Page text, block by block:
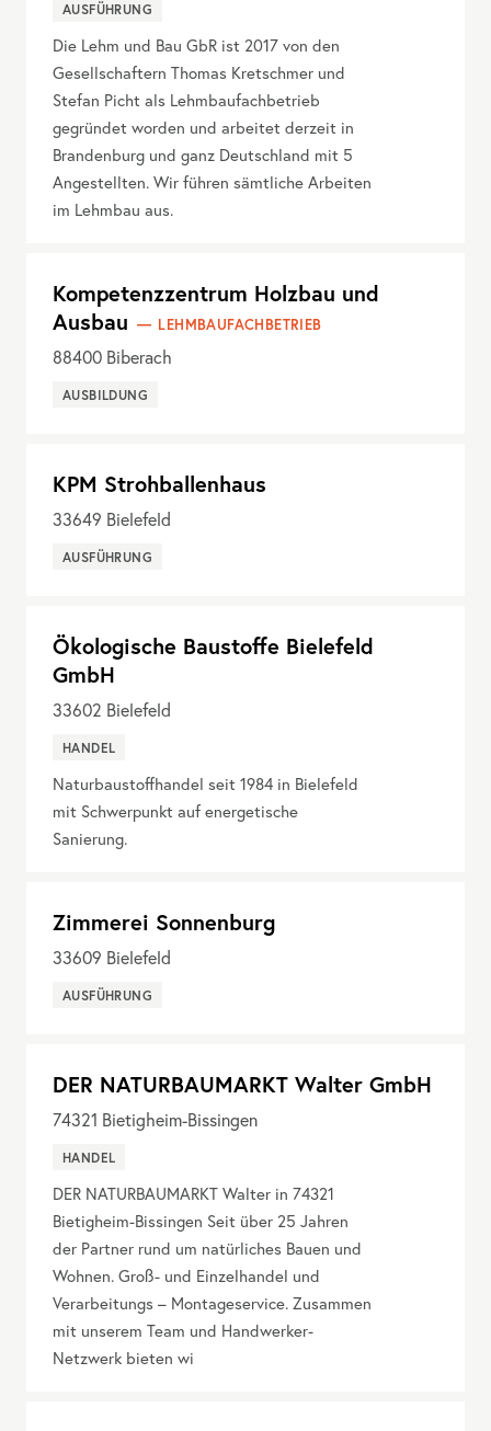
AUSFÜHRUNG
Die Lehm und Bau GbR ist 2017 von den
Gesellschaftern Thomas Kretschmer und
Stefan Picht als Lehmbaufachbetrieb
gegründet worden und arbeitet derzeit in
Brandenburg und ganz Deutschland mit 5
Angestellten. Wir führen sämtliche Arbeiten
im Lehmbau aus.
Kompetenzzentrum Holzbau und
Ausbau
LEHMBAUFACHBETRIEB
88400 Biberach
AUSBILDUNG
KPM Strohballenhaus
33649 Bielefeld
AUSFÜHRUNG
Ökologische Baustoffe Bielefeld
GmbH
33602 Bielefeld
HANDEL
Naturbaustoffhandel seit 1984 in Bielefeld
mit Schwerpunkt auf energetische
Sanierung.
Zimmerei Sonnenburg
33609 Bielefeld
AUSFÜHRUNG
DER NATURBAUMARKT Walter GmbH
74321 Bietigheim-Bissingen
HANDEL
DER NATURBAUMARKT Walter in 74321
Bietigheim-Bissingen Seit über 25 Jahren
der Partner rund um natürliches Bauen und
Wohnen. Groß- und Einzelhandel und
Verarbeitungs – Montageservice. Zusammen
mit unserem Team und Handwerker-
Netzwerk bieten wi